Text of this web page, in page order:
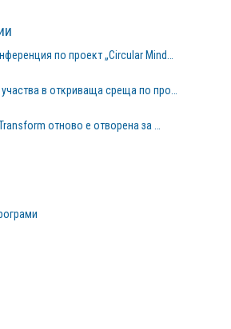
по проект „Circular Mind…
в откриваща среща по про…
отново е отворена за …